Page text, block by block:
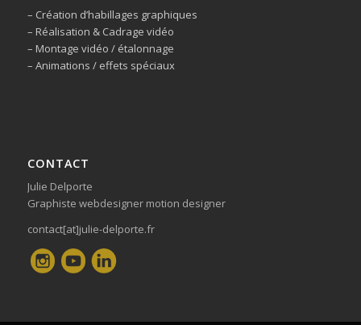
– Création d’habillages graphiques
– Réalisation & Cadrage vidéo
– Montage vidéo / étalonnage
– Animations / effets spéciaux
CONTACT
Julie Delporte
Graphiste webdesigner motion designer
contact[at]julie-delporte.fr